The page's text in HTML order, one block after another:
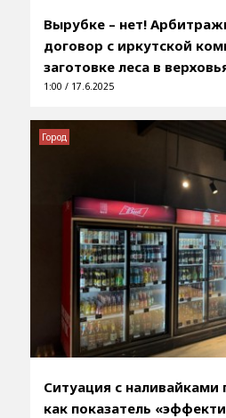
Вырубке – нет!
договор с иркутской
заготовке леса в
1:00 / 17.6.2025
Ситуация с наливайками
как показатель
Город